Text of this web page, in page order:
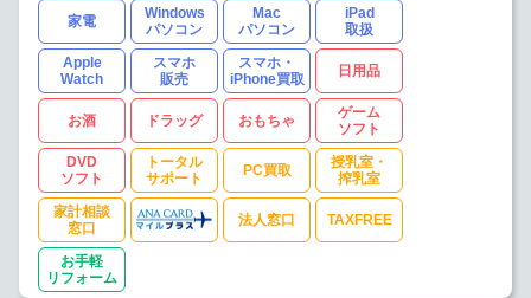
家電
Windows
パソコン
Mac
パソコン
iPad
取扱
Apple
Watch
スマホ
販売
スマホ・
iPhone買取
日用品
お酒 ドラッグ おもちゃ
ゲーム
ソフト
DVD
ソフト
トータル
サポート
PC買取
授乳室・
搾乳室
家計相談
窓口
法人窓口 TAXFREE
お手軽
リフォーム